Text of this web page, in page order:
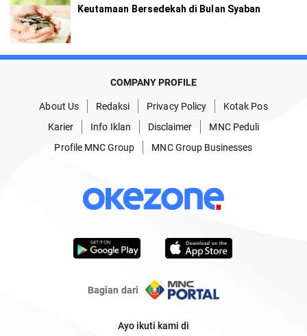
Keutamaan Bersedekah di Bulan Syaban
COMPANY PROFILE
About Us Redaksi Privacy Policy
Kotak Pos
Karier
Info Iklan Disclaimer
MNC Peduli
Profile MNC Group
MNC Group Businesses
Bagian dari
Ayo ikuti kami di